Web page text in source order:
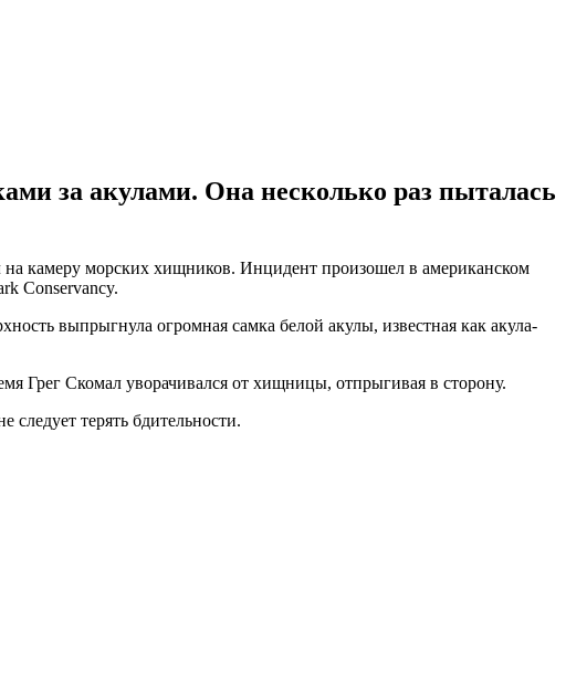
за акулами. Она несколько раз пыталась
на камеру морских хищников. Инцидент произошел в американском
Conservancy.
выпрыгнула огромная самка белой акулы, известная как акула-
Грег Скомал уворачивался от хищницы, отпрыгивая в сторону.
следует терять бдительности.